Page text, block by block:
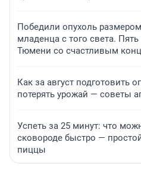
Победили опухоль
младенца с того света.
Тюмени со счастливым
Как за август подготовить
потерять урожай — советы
Успеть за 25 минут: что
сковороде быстро —
пиццы